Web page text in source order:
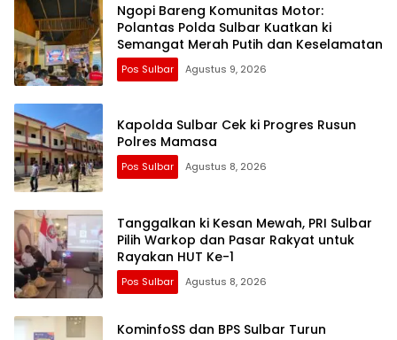
Ngopi Bareng Komunitas Motor:
Polantas Polda Sulbar Kuatkan ki
Semangat Merah Putih dan Keselamatan
Pos Sulbar Agustus 9, 2026
Kapolda Sulbar Cek ki Progres Rusun
Polres Mamasa
Pos Sulbar Agustus 8, 2026
Tanggalkan ki Kesan Mewah, PRI Sulbar
Pilih Warkop dan Pasar Rakyat untuk
Rayakan HUT Ke-1
Pos Sulbar Agustus 8, 2026
KominfoSS dan BPS Sulbar Turun